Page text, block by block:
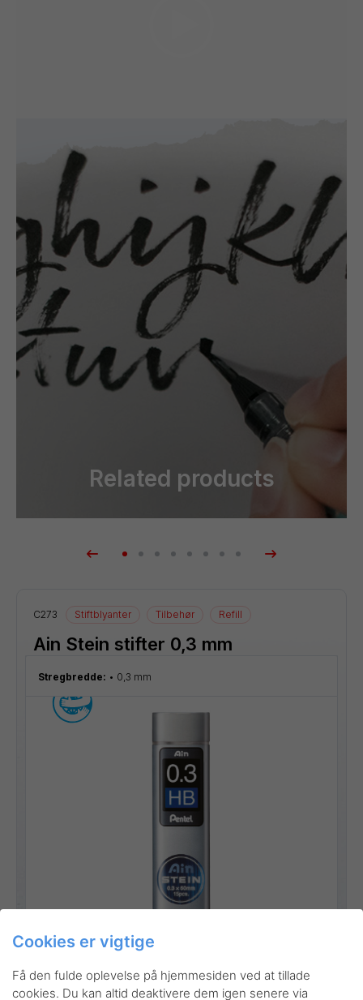
Related products
C273 Stiftblyanter Tilbehør Refill
Ain Stein stifter 0,3 mm
Stregbredde: 0,3 mm
Cookies er vigtige
Få den fulde oplevelse på hjemmesiden ved at tillade
cookies. Du kan altid deaktivere dem igen senere via